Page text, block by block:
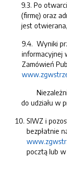
9.3. Po
(firmę) oraz
jest
9.4. Wyniki
informacyjnej
Zamówień
Niezależnie
do udziału w
SIWZ i
bezpłatnie
pocztą lub w